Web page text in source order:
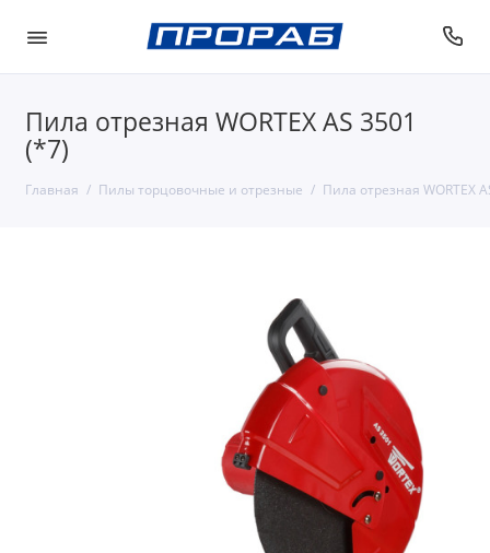
Пила отрезная WORTEX AS 3501
(*7)
Главная Пилы торцовочные и отрезные Пила отрезная WORTEX